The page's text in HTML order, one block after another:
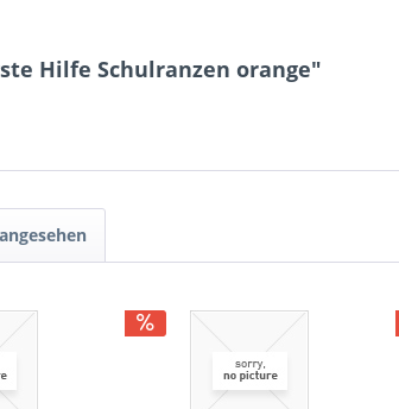
Hilfe Schulranzen orange"